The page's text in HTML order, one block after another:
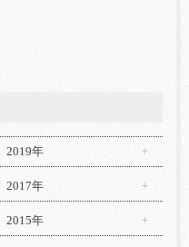
2019年
2017年
2015年